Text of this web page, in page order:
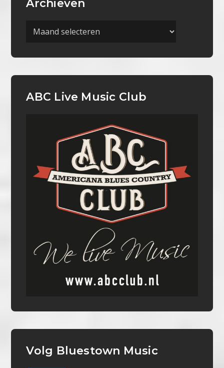
Archieven
Archieven
ABC Live Music Club
Volg Bluestown Music